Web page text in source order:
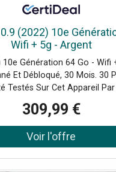
(2022) 10e
Wifi + 5g - Argent
10e Génération 64 Go - Wifi
Et Débloqué, 30 Mois. 30
Testés Sur Cet Appareil
309,99 €